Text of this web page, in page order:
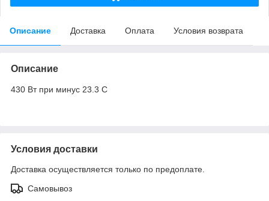
Описание Доставка Оплата Условия возврата
Описание
430 Вт при минус 23.3 С
Условия доставки
Доставка осуществляется только по предоплате.
Самовывоз